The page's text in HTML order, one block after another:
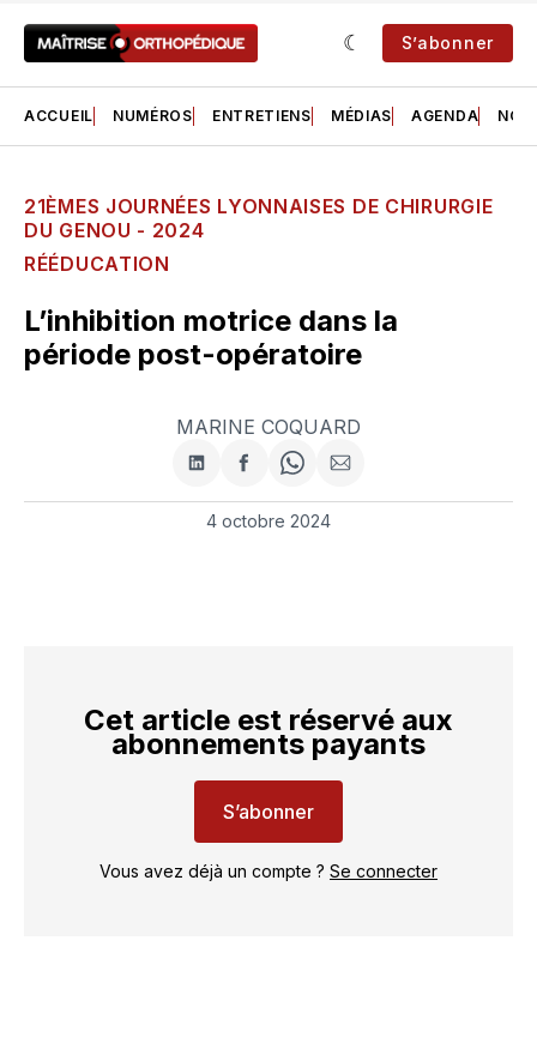
S’abonner
ACCUEIL NUMÉROS ENTRETIENS MÉDIAS AGENDA NOS
21ÈMES JOURNÉES LYONNAISES DE CHIRURGIE
DU GENOU - 2024
RÉÉDUCATION
L’inhibition motrice dans la
période post-opératoire
MARINE COQUARD
Partager
sur
LinkedIn
Partager
sur
Facebook
Share
on
WhatsApp
Partager
par
4 octobre 2024
Cet article est réservé aux
abonnements payants
S’abonner
Vous avez déjà un compte ? Se connecter